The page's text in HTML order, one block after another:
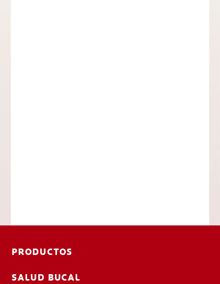
PRODUCTOS
SALUD BUCAL